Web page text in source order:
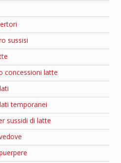
sussisi
concessioni latte
temporanei
sussidi di latte